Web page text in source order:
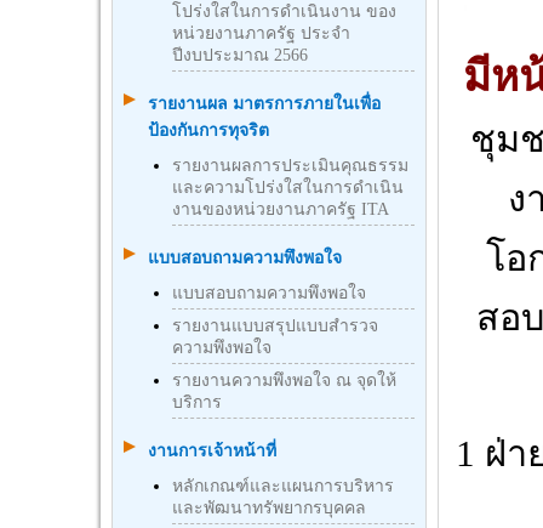
โปร่งใสในการดำเนินงาน ของ
หน่วยงานภาครัฐ ประจำ
ปีงบประมาณ 2566
รายงานผล มาตรการภายในเพื่อ
ป้องกันการทุจริต
รายงานผลการประเมินคุณธรรม
และความโปร่งใสในการดำเนิน
งานของหน่วยงานภาครัฐ ITA
แบบสอบถามความพึงพอใจ
แบบสอบถามความพึงพอใจ
รายงานแบบสรุปแบบสำรวจ
ความพึงพอใจ
รายงานความพึงพอใจ ณ จุดให้
บริการ
งานการเจ้าหน้าที่
หลักเกณฑ์และแผนการบริหาร
และพัฒนาทรัพยากรบุคคล
มีห
ชุม
ง
โอ
สอ
1 ฝ่